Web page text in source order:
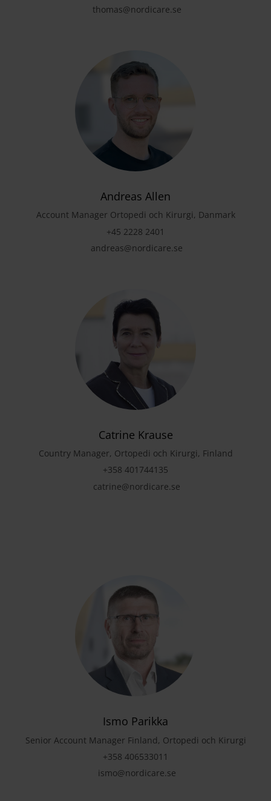
thomas@nordicare.se
Andreas Allen
Account Manager Ortopedi och Kirurgi, Danmark
+45 2228 2401
andreas@nordicare.se
Catrine Krause
Country Manager, Ortopedi och Kirurgi, Finland
+358 401744135
catrine@nordicare.se
Ismo Parikka
Senior Account Manager Finland, Ortopedi och Kirurgi
+358 406533011
ismo@nordicare.se